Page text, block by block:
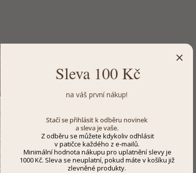
Sleva 100 Kč
na váš první nákup!
Stačí se přihlásit k odběru novinek
a sleva je vaše.
Z odběru se můžete kdykoliv odhlásit
v patičce každého z e-mailů.
Minimální hodnota nákupu pro uplatnění slevy je
1000 Kč. Sleva se neuplatní, pokud máte v košíku již
zlevněné produkty.